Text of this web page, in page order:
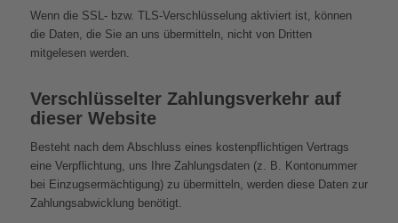
Wenn die SSL- bzw. TLS-Verschlüsselung aktiviert ist, können
die Daten, die Sie an uns übermitteln, nicht von Dritten
mitgelesen werden.
Verschlüsselter Zahlungsverkehr auf
dieser Website
Besteht nach dem Abschluss eines kostenpflichtigen Vertrags
eine Verpflichtung, uns Ihre Zahlungsdaten (z. B. Kontonummer
bei Einzugsermächtigung) zu übermitteln, werden diese Daten zur
Zahlungsabwicklung benötigt.